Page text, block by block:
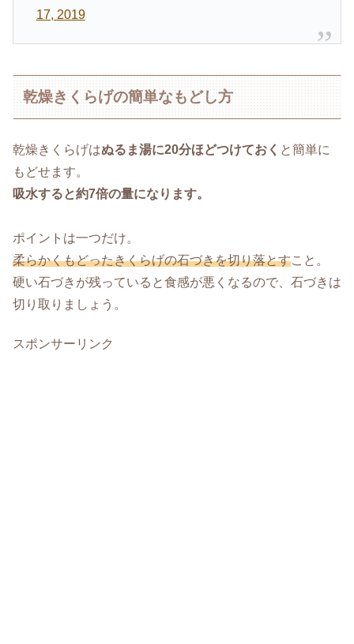
17, 2019
乾燥きくらげの簡単なもどし方
乾燥きくらげはぬるま湯に20分ほどつけておく と簡単に
もどせます。
吸水すると約7倍の量になります。
ポイントは一つだけ。
柔らかくもどったきくらげの石づきを切り落とすこと。
硬い石づきが残っていると食感が悪くなるので、石づきは
切り取りましょう。
スポンサーリンク